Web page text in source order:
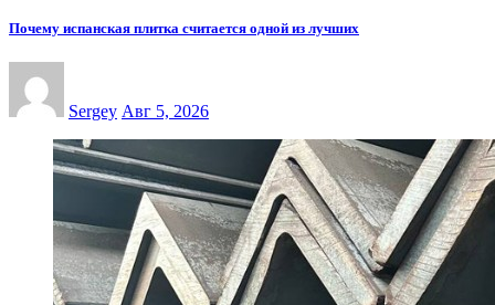
Почему испанская плитка считается одной из лучших
Sergey Авг 5, 2026